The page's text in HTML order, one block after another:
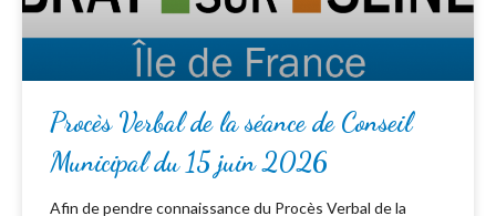
Procès Verbal de la séance de Conseil
Municipal du 15 juin 2026
Afin de pendre connaissance du Procès Verbal de la